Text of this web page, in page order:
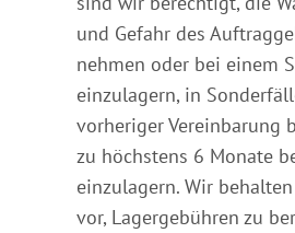
und Gefahr des
nehmen oder bei einem
einzulagern, in
vorheriger Vereinbarung
zu höchstens 6 Monate
einzulagern. Wir
vor, Lagergebühren zu